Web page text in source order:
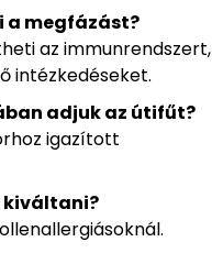
a megfázást?
az immunrendszert,
intézkedéseket.
adjuk az útifűt?
igazított
kiváltani?